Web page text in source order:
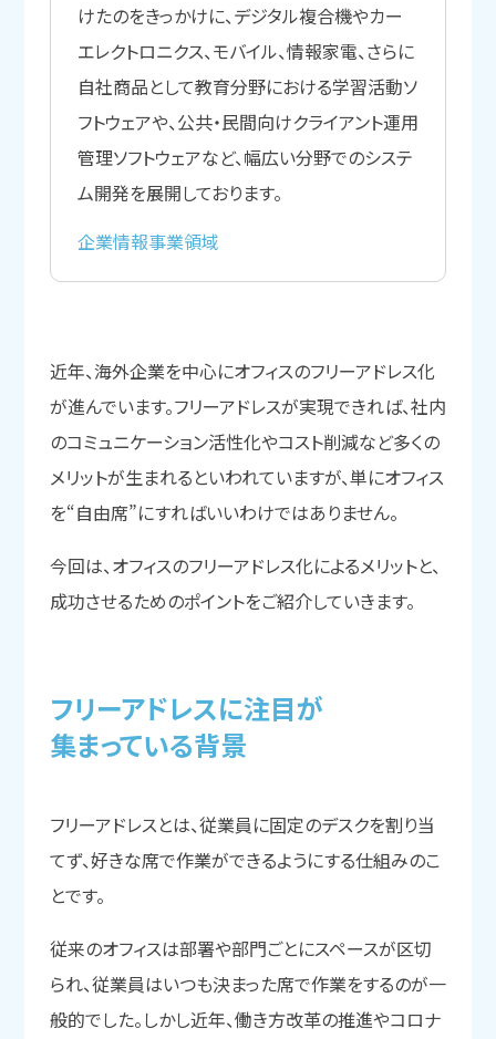
けたのをきっかけに、デジタル複合機やカー
エレクトロニクス、モバイル、情報家電、さらに
自社商品として教育分野における学習活動ソ
フトウェアや、公共・民間向けクライアント運用
管理ソフトウェアなど、幅広い分野でのシステ
ム開発を展開しております。
企業情報事業領域
近年、海外企業を中心にオフィスのフリーアドレス化
が進んでいます。フリーアドレスが実現できれば、社内
のコミュニケーション活性化やコスト削減など多くの
メリットが生まれるといわれていますが、単にオフィス
を“自由席”にすればいいわけではありません。
今回は、オフィスのフリーアドレス化によるメリットと、
成功させるためのポイントをご紹介していきます。
フリーアドレスに注目が
集まっている背景
フリーアドレスとは、従業員に固定のデスクを割り当
てず、好きな席で作業ができるようにする仕組みのこ
とです。
従来のオフィスは部署や部門ごとにスペースが区切
られ、従業員はいつも決まった席で作業をするのが一
般的でした。しかし近年、働き方改革の推進やコロナ